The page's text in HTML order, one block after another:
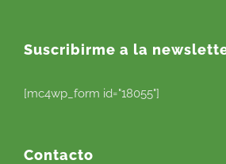
Suscribirme a la
[mc4wp_form id="18055"]
Contacto